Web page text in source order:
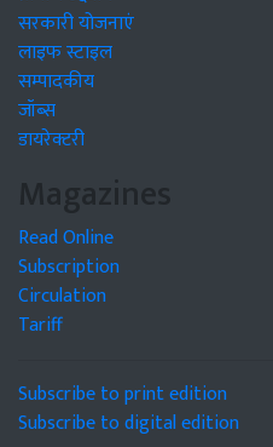
सरकारी योजनाएं
लाइफ स्टाइल
सम्पादकीय
जॉब्स
डायरेक्टरी
Magazines
Read Online
Subscription
Circulation
Tariff
Subscribe to print edition
Subscribe to digital edition